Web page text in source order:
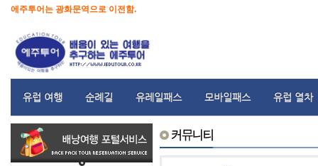
에주투어는 광화문역으로 이전함.
유럽 여행 순례길 유레일패스 모바일패스 유럽 열차